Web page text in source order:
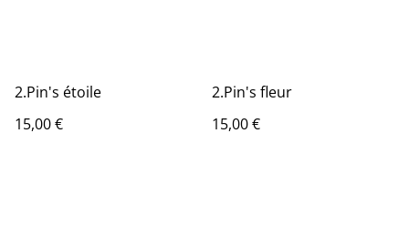
2.Pin's étoile
15,00 €
2.Pin's fleur
15,00 €